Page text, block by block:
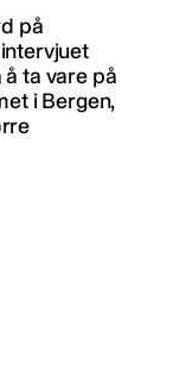
på
intervjuet
ta vare på
i Bergen,